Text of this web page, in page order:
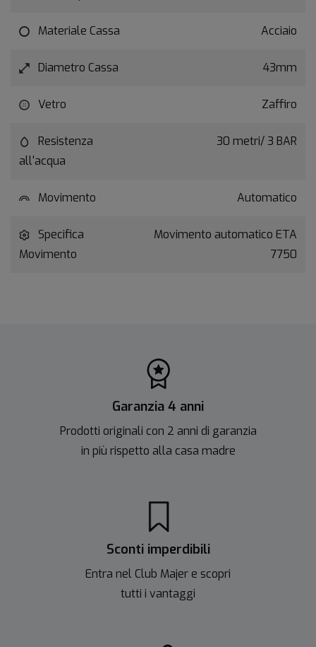
Materiale Cassa Acciaio
Diametro Cassa 43mm
Vetro Zaffiro
Resistenza
all'acqua
30 metri/ 3 BAR
Movimento Automatico
Specifica
Movimento
Movimento automatico ETA
7750
Garanzia 4 anni
Prodotti originali con 2 anni di garanzia
in più rispetto alla casa madre
Sconti imperdibili
Entra nel Club Majer e scopri
tutti i vantaggi